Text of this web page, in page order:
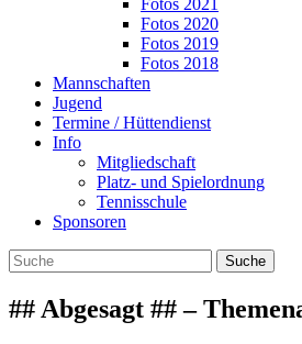
Fotos 2021
Fotos 2020
Fotos 2019
Fotos 2018
Mannschaften
Jugend
Termine / Hüttendienst
Info
Mitgliedschaft
Platz- und Spielordnung
Tennisschule
Sponsoren
## Abgesagt ## –